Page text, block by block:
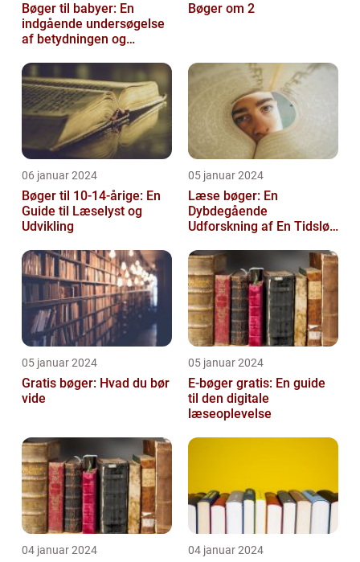
Bøger til babyer: En
indgående undersøgelse
af betydningen og
læsestof
Bøger om 2
06 januar 2024
Bøger til 10-14-årige: En
Guide til Læselyst og
Udvikling
05 januar 2024
Læse bøger: En
Dybdegående
Udforskning af En Tidsløs
05 januar 2024
Gratis bøger: Hvad du bør
vide
05 januar 2024
E-bøger gratis: En guide
til den digitale
læseoplevelse
04 januar 2024 04 januar 2024